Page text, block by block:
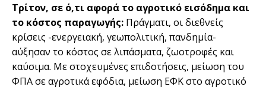
Τρίτον, σε ό,τι αφορά το αγροτικό εισόδημα και
το κόστος παραγωγής: Πράγματι, οι διεθνείς
κρίσεις -ενεργειακή, γεωπολιτική, πανδημία-
αύξησαν το κόστος σε λιπάσματα, ζωοτροφές και
καύσιμα. Με στοχευμένες επιδοτήσεις, μείωση του
ΦΠΑ σε αγροτικά εφόδια, μείωση ΕΦΚ στο αγροτικό